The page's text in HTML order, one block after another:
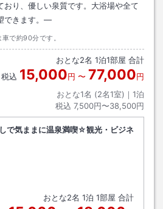
り、優しい泉質です。大浴場や全て
できます。―
で約90分です。
おとな2名 1泊1部屋 合計
税込 15,000円 〜 77,000円
おとな1名 (2名1室)｜ 1泊
税込 7,500円〜38,500円
しで気ままに温泉満喫☆観光・ビジネ
ト
おとな2名 1泊 1部屋 合計